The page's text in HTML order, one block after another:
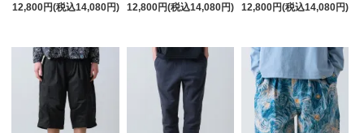
12,800円(税込14,080円)
12,800円(税込14,080円)
12,800円(税込14,080円)